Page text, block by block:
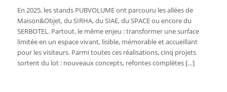
En 2025, les stands PUBVOLUME ont parcouru les allées de
Maison&Objet, du SIRHA, du SIAE, du SPACE ou encore du
SERBOTEL. Partout, le même enjeu : transformer une surface
limitée en un espace vivant, lisible, mémorable et accueillant
pour les visiteurs. Parmi toutes ces réalisations, cinq projets
sortent du lot : nouveaux concepts, refontes complètes […]